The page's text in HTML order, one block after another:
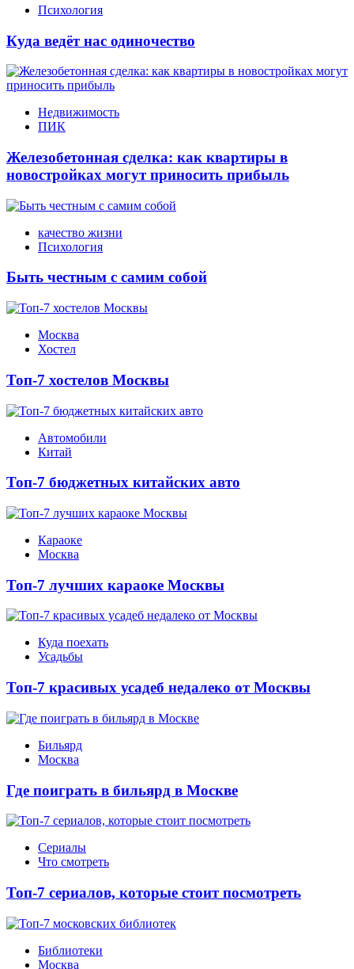
Психология
Куда ведёт нас одиночество
Недвижимость
ПИК
Железобетонная сделка: как квартиры в
новостройках могут приносить прибыль
качество жизни
Психология
Быть честным с самим собой
Москва
Хостел
Топ-7 хостелов Москвы
Автомобили
Китай
Топ-7 бюджетных китайских авто
Караоке
Москва
Топ-7 лучших караоке Москвы
Куда поехать
Усадьбы
Топ-7 красивых усадеб недалеко от Москвы
Бильярд
Москва
Где поиграть в бильярд в Москве
Сериалы
Что смотреть
Топ-7 сериалов, которые стоит посмотреть
Библиотеки
Москва